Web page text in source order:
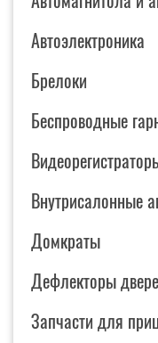
Автоэлектроника
Брелоки
Беспроводные
Внутрисалонные
Домкраты
Дефлекторы
Запчасти для